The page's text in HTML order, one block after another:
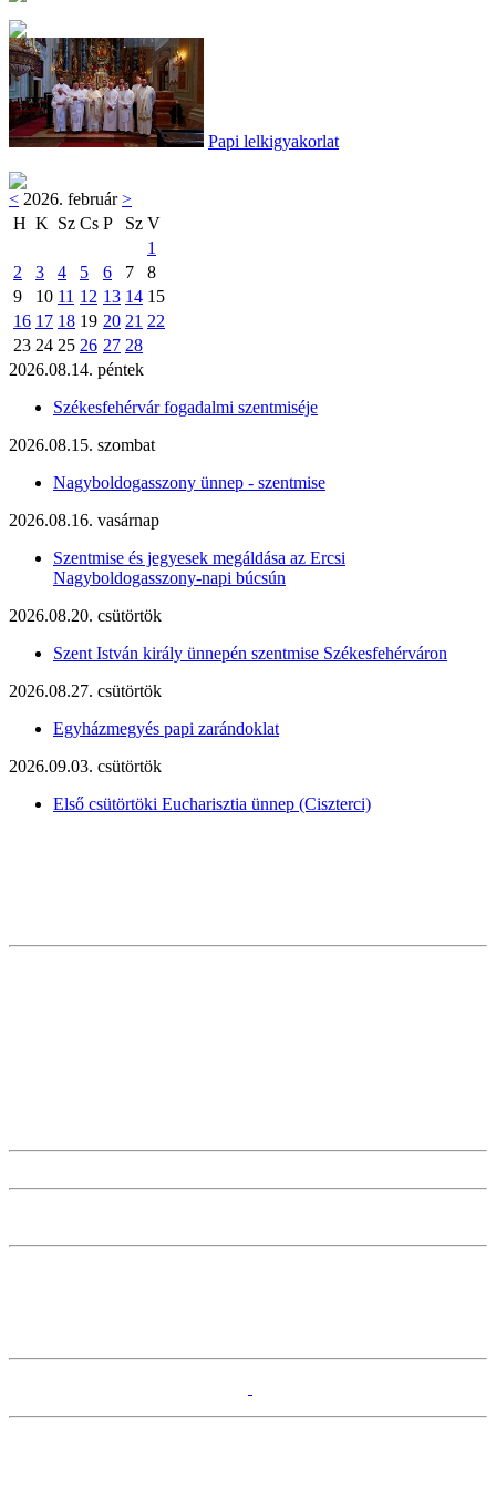
Papi lelkigyakorlat
< 2026. február>
H K Sz Cs P Sz V
1
2
3 4 5 6 7
8
9
10 11 12 13 14 15
16 17 18 19 20 21 22
23 24 25 26 27 28
2026.08.14. péntek
Székesfehérvár fogadalmi szentmiséje
2026.08.15. szombat
Nagyboldogasszony ünnep - szentmise
2026.08.16. vasárnap
Szentmise és jegyesek megáldása az Ercsi
Nagyboldogasszony-napi búcsún
2026.08.20. csütörtök
Szent István király ünnepén szentmise Székesfehérváron
2026.08.27. csütörtök
Egyházmegyés papi zarándoklat
2026.09.03. csütörtök
Első csütörtöki Eucharisztia ünnep (Ciszterci)